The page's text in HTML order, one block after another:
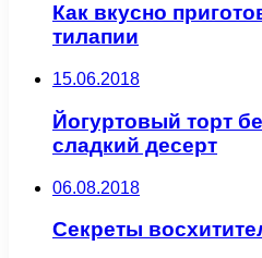
Как вкусно
тилапии
15.06.2018
Йогуртовый торт
сладкий десерт
06.08.2018
Секреты